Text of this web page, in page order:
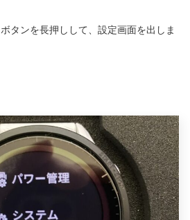
タンを長押しして、設定画面を出しま